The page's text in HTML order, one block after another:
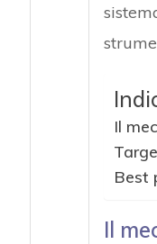
Il
Best
Il